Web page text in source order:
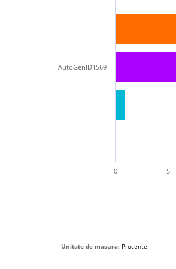
AutoGenID1569
0 5
Unitate de masura: Procente